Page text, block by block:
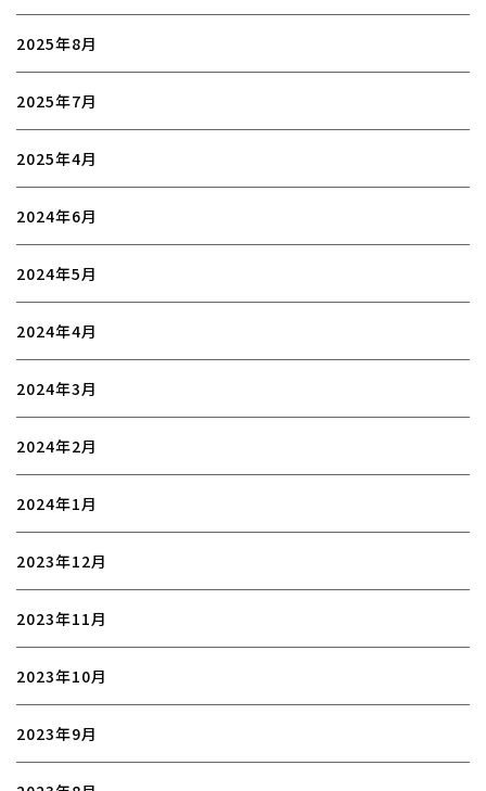
2025年8月
2025年7月
2025年4月
2024年6月
2024年5月
2024年4月
2024年3月
2024年2月
2024年1月
2023年12月
2023年11月
2023年10月
2023年9月